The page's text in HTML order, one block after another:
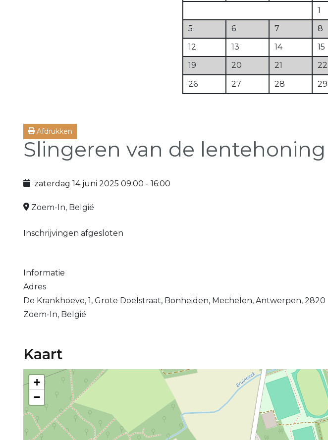
1
5
6 7 8
12
13 14 15
19
20 21 22
26
27 28 29
Afdrukken
Slingeren van de lentehoning
zaterdag 14 juni 2025 09:00 - 16:00
Zoem-In, België
Inschrijvingen afgesloten
Informatie
Adres
De Krankhoeve, 1, Grote Doelstraat, Bonheiden, Mechelen, Antwerpen, 2820
Zoem-In, België
Kaart
+
−